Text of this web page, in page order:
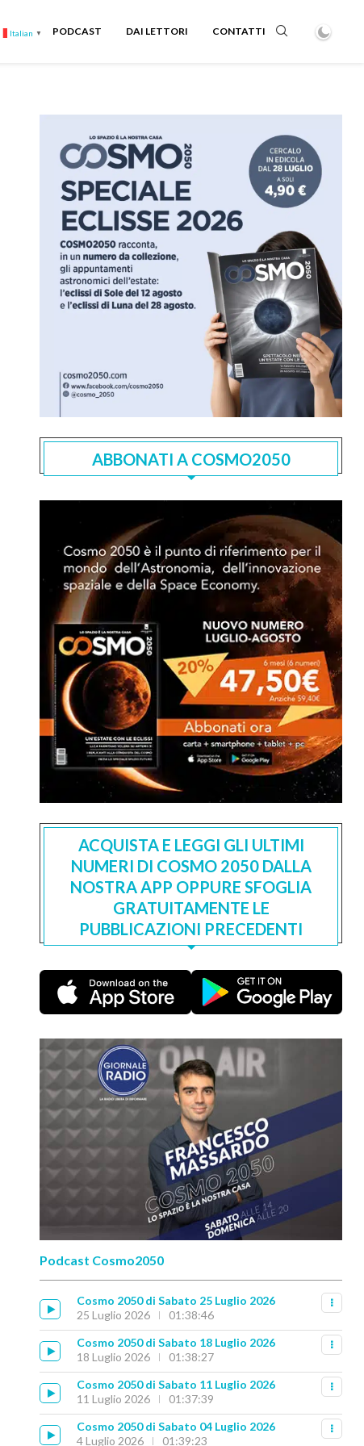
Italian ▼ PODCAST DAI LETTORI CONTATTI
ABBONATI A COSMO2050
ACQUISTA E LEGGI GLI ULTIMI
NUMERI DI COSMO 2050 DALLA
NOSTRA APP OPPURE SFOGLIA
GRATUITAMENTE LE
PUBBLICAZIONI PRECEDENTI
Podcast Cosmo2050
Cosmo 2050 di Sabato 25 Luglio 2026
25 Luglio 2026
01:38:46
Cosmo 2050 di Sabato 18 Luglio 2026
18 Luglio 2026
01:38:27
Cosmo 2050 di Sabato 11 Luglio 2026
11 Luglio 2026
01:37:39
Cosmo 2050 di Sabato 04 Luglio 2026
4 Luglio 2026
01:39:23